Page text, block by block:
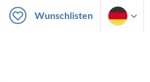
Wunschlisten